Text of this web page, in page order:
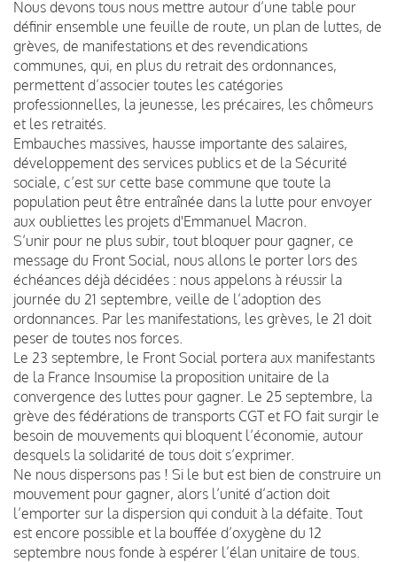
Nous devons tous nous mettre autour d’une table pour
définir ensemble une feuille de route, un plan de luttes, de
grèves, de manifestations et des revendications
communes, qui, en plus du retrait des ordonnances,
permettent d’associer toutes les catégories
professionnelles, la jeunesse, les précaires, les chômeurs
et les retraités.
Embauches massives, hausse importante des salaires,
développement des services publics et de la Sécurité
sociale, c’est sur cette base commune que toute la
population peut être entraînée dans la lutte pour envoyer
aux oubliettes les projets d'Emmanuel Macron.
S’unir pour ne plus subir, tout bloquer pour gagner, ce
message du Front Social, nous allons le porter lors des
échéances déjà décidées : nous appelons à réussir la
journée du 21 septembre, veille de l’adoption des
ordonnances. Par les manifestations, les grèves, le 21 doit
peser de toutes nos forces.
Le 23 septembre, le Front Social portera aux manifestants
de la France Insoumise la proposition unitaire de la
convergence des luttes pour gagner. Le 25 septembre, la
grève des fédérations de transports CGT et FO fait surgir le
besoin de mouvements qui bloquent l’économie, autour
desquels la solidarité de tous doit s’exprimer.
Ne nous dispersons pas ! Si le but est bien de construire un
mouvement pour gagner, alors l’unité d’action doit
l’emporter sur la dispersion qui conduit à la défaite. Tout
est encore possible et la bouffée d’oxygène du 12
septembre nous fonde à espérer l’élan unitaire de tous.